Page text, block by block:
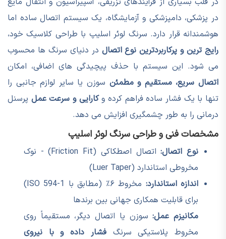
در پزشکی، دامپزشکی و آزمایشگاه، یک سیستم اتصال ساده اما
هوشمندانه قرار دارد. سرنگ لوئر اسلیپ با طراحی کلاسیک خود،
رایج ترین و پرکاربردترین نوع اتصال در دنیای سرنگ ها محسوب
می شود. این سیستم با حذف پیچیدگی های اضافی، امکان
اتصال سریع، مستقیم و مطمئن سوزن یا سایر لوازم جانبی را
تنها با یک فشار ساده فراهم کرده وکارایی و سرعت عمل پرسنل
درمانی را به طور چشمگیری افزایش می دهد.
مشخصات فنی و طراحی سرنگ لوئر اسلیپ
نوع اتصال:
اتصال اصطکاکی (Friction Fit) - نوک
مخروطی استاندارد (Luer Taper)
اندازه استاندارد:
مخروط ۶٪ (مطابق با ISO 594-1)
برای قابلیت همکاری جهانی بین برندها
مکانیزم عمل:سوزن یا اتصال دیگر، مستقیماً روی
مخروط پلاستیکی سرنگفشار داده و با نیروی